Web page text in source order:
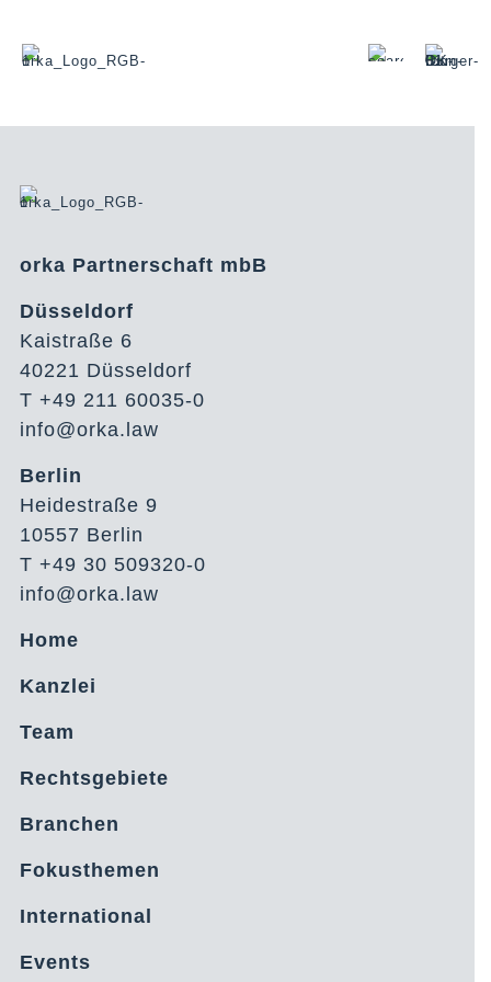
orka Partnerschaft mbB
Düsseldorf
Kaistraße 6
40221 Düsseldorf
T +49 211 60035-0
info@orka.law
Berlin
Heidestraße 9
10557 Berlin
T +49 30 509320-0
info@orka.law
Home
Kanzlei
Team
Rechtsgebiete
Branchen
Fokusthemen
International
Events